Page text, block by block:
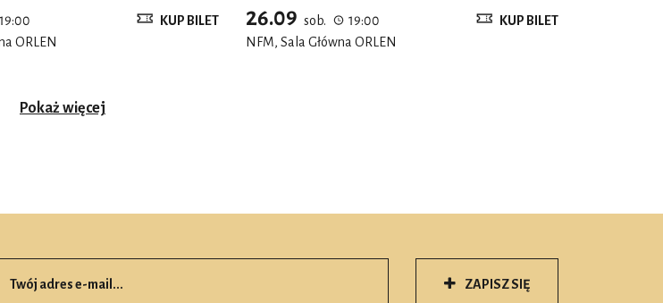
19:00
ORLEN
KUP BILET 26.09 sob.
19:00
NFM, Sala Główna ORLEN
KUP BILET
Pokaż więcej
ZAPISZ SIĘ